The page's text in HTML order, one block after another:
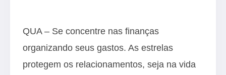
QUA – Se concentre nas finanças
organizando seus gastos. As estrelas
protegem os relacionamentos, seja na vida